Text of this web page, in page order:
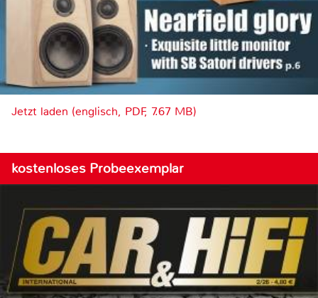
Jetzt laden (englisch, PDF, 7.67 MB)
kostenloses Probeexemplar